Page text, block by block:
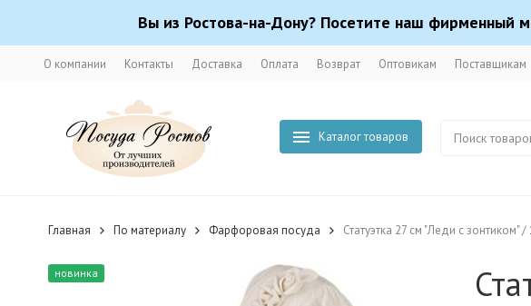
Вы из Ростова-на-Дону? Посетите наш фирменный
О компании Контакты Доставка Оплата Возврат Оптовикам Поставщикам
Каталог товаров
Главная По материалу Фарфоровая посуда Статуэтка 27 см "Леди с зонтиком" /
новинка